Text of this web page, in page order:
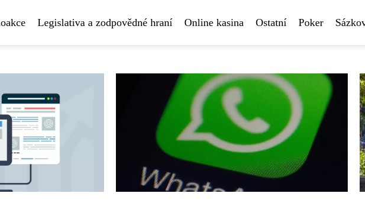
Legislativa a zodpovědné hraní Online kasina Ostatní Poker